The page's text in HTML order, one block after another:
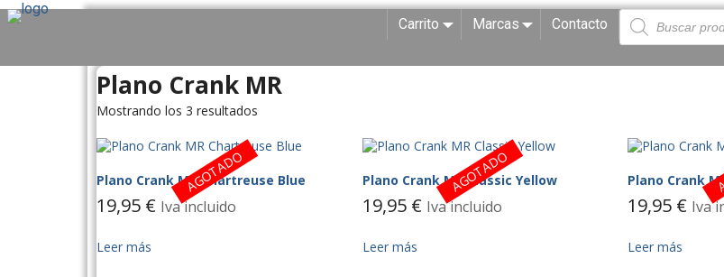
Carrito Marcas Contacto
Plano Crank MR
Mostrando los 3 resultados
Plano Crank MR Chartreuse Blue
19,95 € Iva incluido
Leer más
AGOTADO Plano Crank MR Classic Yellow
19,95 € Iva incluido
Leer más
AGOTADO Plano Crank
19,95 € Iva
Leer más